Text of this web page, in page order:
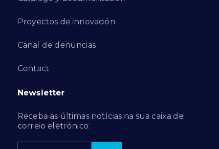
Proyectos de innovación
Canal de denuncias
Contact
Newsletter
Receba as últimas notícias na sua caixa de
correio eletrónico: